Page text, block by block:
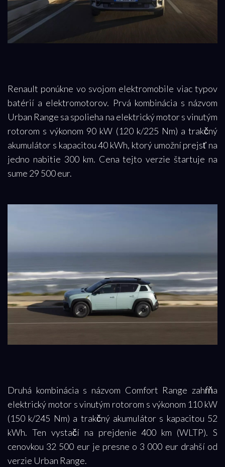
Renault ponúkne vo svojom elektromobile viac typov
batérií a elektromotorov. Prvá kombinácia s názvom
Urban Range sa spolieha na elektrický motor s vinutým
rotorom s výkonom 90 kW (120 k/225 Nm) a trakčný
akumulátor s kapacitou 40 kWh, ktorý umožní prejsť na
jedno nabitie 300 km. Cena tejto verzie štartuje na
sume 29 500 eur.
Druhá kombinácia s názvom Comfort Range zahŕňa
elektrický motor s vinutým rotorom s výkonom 110 kW
(150 k/245 Nm) a trakčný akumulátor s kapacitou 52
kWh. Ten vystačí na prejdenie 400 km (WLTP). S
cenovkou 32 500 eur je presne o 3 000 eur drahší od
verzie Urban Range.